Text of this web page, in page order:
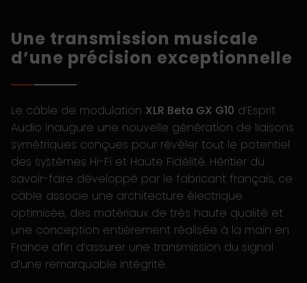
Une transmission musicale
d’une précision exceptionnelle
Le câble de modulation XLR Beta GX G10 d’Esprit
Audio inaugure une nouvelle génération de liaisons
symétriques conçues pour révéler tout le potentiel
des systèmes Hi-Fi et Haute Fidélité. Héritier du
savoir-faire développé par le fabricant français, ce
câble associe une architecture électrique
optimisée, des matériaux de très haute qualité et
une conception entièrement réalisée à la main en
France afin d’assurer une transmission du signal
d’une remarquable intégrité.